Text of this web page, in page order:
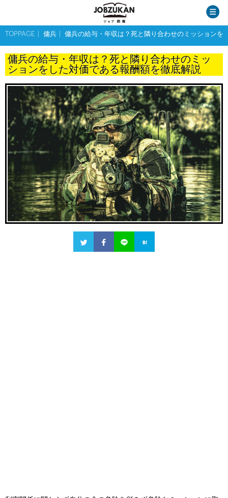
TOPPAGE 傭兵 傭兵の給与・年収は？死と隣り合わせのミッションを
傭兵の給与・年収は？死と隣り合わせのミッ
ションをした対価である報酬額を徹底解説